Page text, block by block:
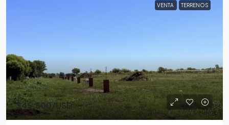
VENTA TERRENOS
$45,500/USD